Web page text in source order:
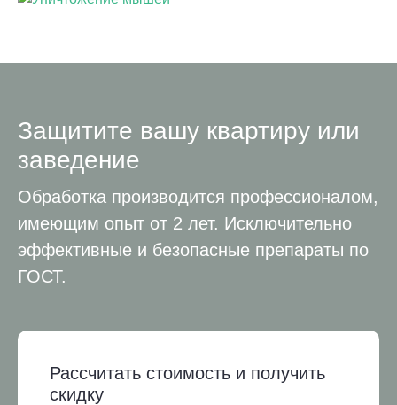
Защитите вашу квартиру или
заведение
Обработка производится профессионалом,
имеющим опыт от 2 лет. Исключительно
эффективные и безопасные препараты по
ГОСТ.
Рассчитать стоимость и получить
скидку